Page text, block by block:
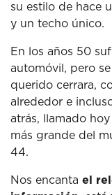
su estilo de hace
y un techo único.
En los años 50
automóvil, pero
querido cerrara,
alrededor e
atrás, llamado
más grande del
44.
Nos encanta el